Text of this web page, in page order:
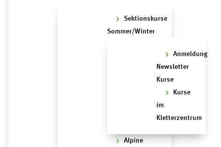
Sektionskurse
Sommer/Winter
Anmeldung
Newsletter
Kurse
Kurse
im
Kletterzentrum
Alpine